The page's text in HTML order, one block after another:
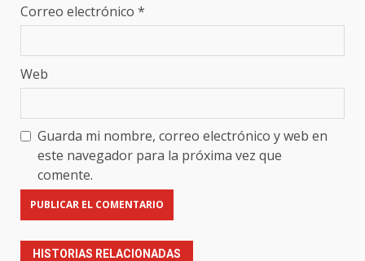
Correo electrónico *
Web
Guarda mi nombre, correo electrónico y web en
este navegador para la próxima vez que
comente.
HISTORIAS RELACIONADAS